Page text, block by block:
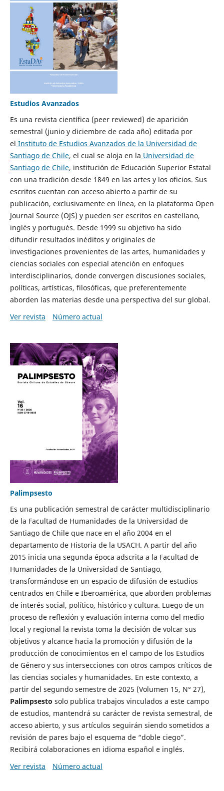
Estudios Avanzados
Es una revista científica (peer reviewed) de aparición
semestral (junio y diciembre de cada año) editada por
el Instituto de Estudios Avanzados de la Universidad de
Santiago de Chile, el cual se aloja en la Universidad de
Santiago de Chile, institución de Educación Superior Estatal
con una tradición desde 1849 en las artes y los oficios. Sus
escritos cuentan con acceso abierto a partir de su
publicación, exclusivamente en línea, en la plataforma Open
Journal Source (OJS) y pueden ser escritos en castellano,
inglés y portugués. Desde 1999 su objetivo ha sido
difundir resultados inéditos y originales de
investigaciones provenientes de las artes, humanidades y
ciencias sociales con especial atención en enfoques
interdisciplinarios, donde convergen discusiones sociales,
políticas, artísticas, filosóficas, que preferentemente
aborden las materias desde una perspectiva del sur global.
Ver revista
Número actual
Palimpsesto
Es una publicación semestral de carácter multidisciplinario
de la Facultad de Humanidades de la Universidad de
Santiago de Chile que nace en el año 2004 en el
departamento de Historia de la USACH. A partir del año
2015 inicia una segunda época adscrita a la Facultad de
Humanidades de la Universidad de Santiago,
transformándose en un espacio de difusión de estudios
centrados en Chile e Iberoamérica, que aborden problemas
de interés social, político, histórico y cultura. Luego de un
proceso de reflexión y evaluación interna como del medio
local y regional la revista toma la decisión de volcar sus
objetivos y alcance hacia la promoción y difusión de la
producción de conocimientos en el campo de los Estudios
de Género y sus intersecciones con otros campos críticos de
las ciencias sociales y humanidades. En este contexto, a
partir del segundo semestre de 2025 (Volumen 15, N° 27),
Palimpsesto solo publica trabajos vinculados a este campo
de estudios, mantendrá su carácter de revista semestral, de
acceso abierto, y sus artículos seguirán siendo sometidos a
revisión de pares bajo el esquema de “doble ciego”.
Recibirá colaboraciones en idioma español e inglés.
Ver revista
Número actual